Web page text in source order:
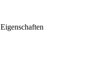
Eigenschaften